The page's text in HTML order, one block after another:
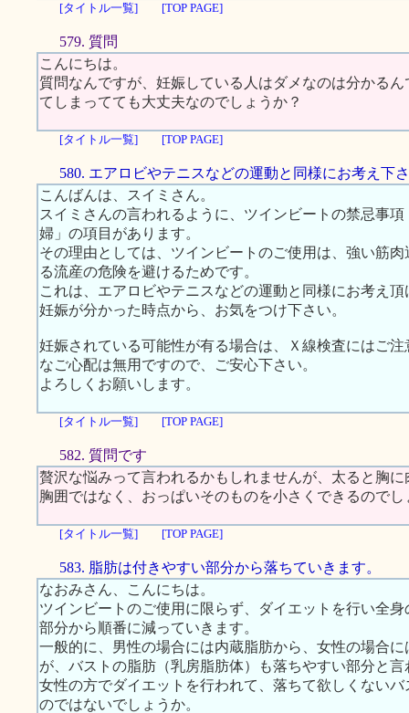
[タイトル一覧] [TOP PAGE]
579. 質問
こんにちは。
質問なんですが、妊娠している人はダメなのは分かる
てしまってても大丈夫なのでしょうか？
[タイトル一覧] [TOP PAGE]
580. エアロビやテニスなどの運動と同様にお考え下
こんばんは、スイミさん。
スイミさんの言われるように、ツインビートの禁忌事
婦」の項目があります。
その理由としては、ツインビートのご使用は、強い筋
る流産の危険を避けるためです。
これは、エアロビやテニスなどの運動と同様にお考え
妊娠が分かった時点から、お気をつけ下さい。
妊娠されている可能性が有る場合は、Ｘ線検査にはご
なご心配は無用ですので、ご安心下さい。
よろしくお願いします。
[タイトル一覧] [TOP PAGE]
582. 質問です
贅沢な悩みって言われるかもしれませんが、太ると胸
胸囲ではなく、おっぱいそのものを小さくできるのでし
[タイトル一覧] [TOP PAGE]
583. 脂肪は付きやすい部分から落ちていきます。
なおみさん、こんにちは。
ツインビートのご使用に限らず、ダイエットを行い全
部分から順番に減っていきます。
一般的に、男性の場合には内蔵脂肪から、女性の場合
が、バストの脂肪（乳房脂肪体）も落ちやすい部分と言
女性の方でダイエットを行われて、落ちて欲しくない
のではないでしょうか。